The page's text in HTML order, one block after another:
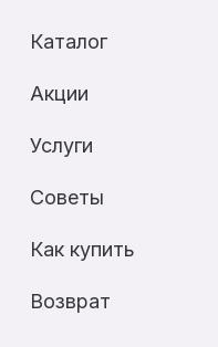
Каталог
Акции
Услуги
Советы
Как купить
Возврат